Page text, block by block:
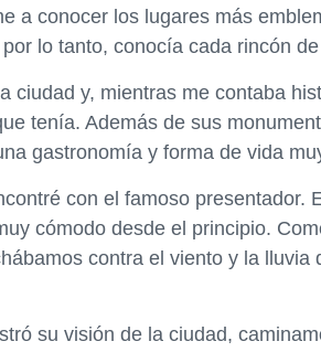
a conocer los lugares más
lo tanto, conocía cada rincón
ciudad y, mientras me contaba
tenía. Además de sus
gastronomía y forma de vida
con el famoso presentador.
cómodo desde el principio.
contra el viento y la
su visión de la ciudad,